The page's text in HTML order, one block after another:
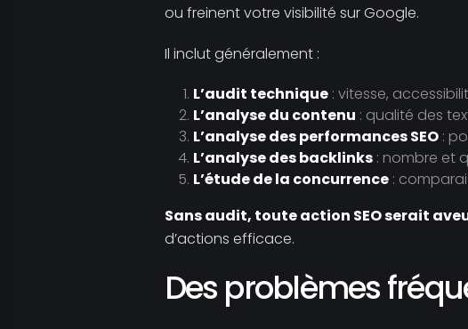
ou freinent votre visibilité sur Google.
Il inclut généralement :
L’audit technique: vitesse,
L’analyse du contenu : qualité des
L’analyse des performances SEO:
L’analyse des backlinks: nombre et
L’étude de la concurrence:
Sans audit, toute action SEO serait
d’actions efficace.
Des problèmes